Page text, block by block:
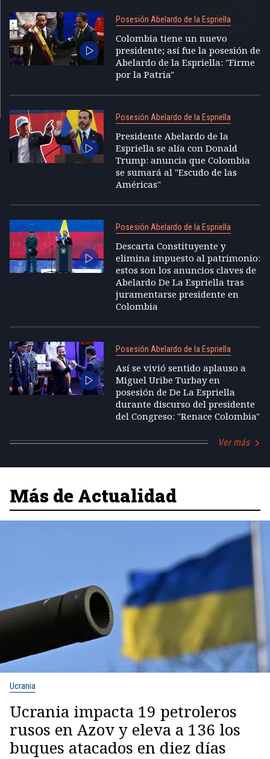
Posesión Abelardo de la Espriella
Colombia tiene un nuevo
presidente; así fue la posesión de
Abelardo de la Espriella: "Firme
por la Patria"
Posesión Abelardo de la Espriella
Presidente Abelardo de la
Espriella se alía con Donald
Trump: anuncia que Colombia
se sumará al "Escudo de las
Américas"
Posesión Abelardo de la Espriella
Descarta Constituyente y
elimina impuesto al patrimonio:
estos son los anuncios claves de
Abelardo De La Espriella tras
juramentarse presidente en
Colombia
Posesión Abelardo de la Espriella
Así se vivió sentido aplauso a
Miguel Uribe Turbay en
posesión de De La Espriella
durante discurso del presidente
del Congreso: "Renace Colombia"
Ver más
Más de Actualidad
Ucrania
Ucrania impacta 19 petroleros
rusos en Azov y eleva a 136 los
buques atacados en diez días